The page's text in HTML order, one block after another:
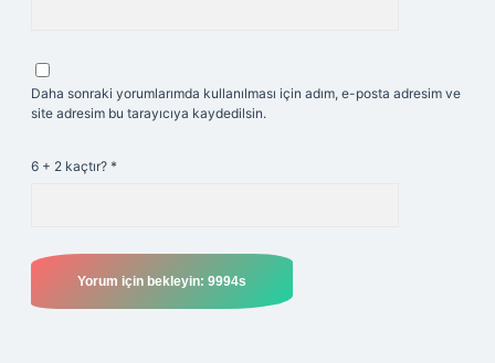
Daha sonraki yorumlarımda kullanılması için adım, e-posta adresim ve
site adresim bu tarayıcıya kaydedilsin.
6 + 2 kaçtır? *